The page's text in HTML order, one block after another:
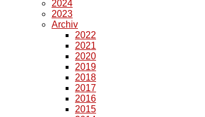
2024
2023
Archiv
2022
2021
2020
2019
2018
2017
2016
2015